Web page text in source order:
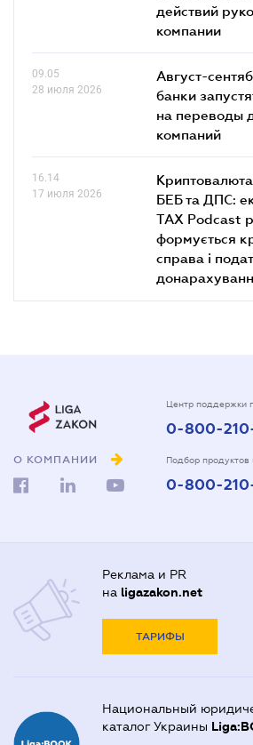
действий
компании
09.05
28 июля 2026
Август-
банки
на переводы
компаний
16.14
17 июля 2026
БЕБ та ДПС:
TAX Podcast
формується
справа і
О КОМПАНИИ
Центр поддержки
0-800-
Подбор продуктов
0-800-
Реклама и PR
на ligazakon.net
ТАРИФЫ
Национальный
каталог Украины